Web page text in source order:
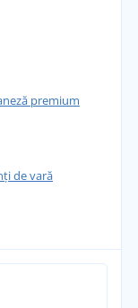
premium
de vară